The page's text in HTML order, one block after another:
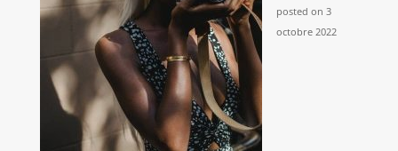
posted on 3
octobre 2022